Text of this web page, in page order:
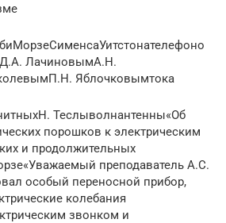
ЛачиновымА.Н.
Яблочковымтока
Теслыволнантенны«Об
порошков к электрическим
и продолжительных
преподаватель А.С.
особый переносной прибор,
колебания
звонком и